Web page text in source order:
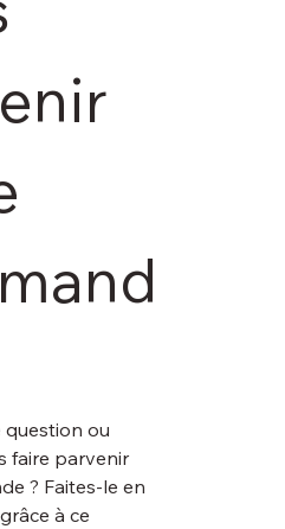
question ou
faire parvenir
? Faites-le en
à ce